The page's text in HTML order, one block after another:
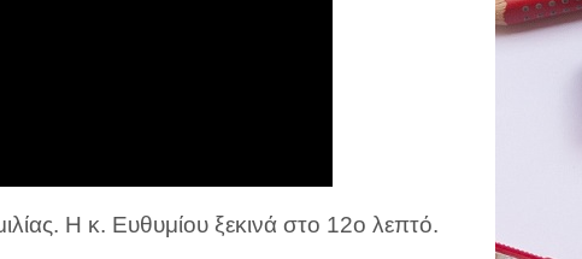
Η κ. Ευθυμίου ξεκινά στο 12ο λεπτό.